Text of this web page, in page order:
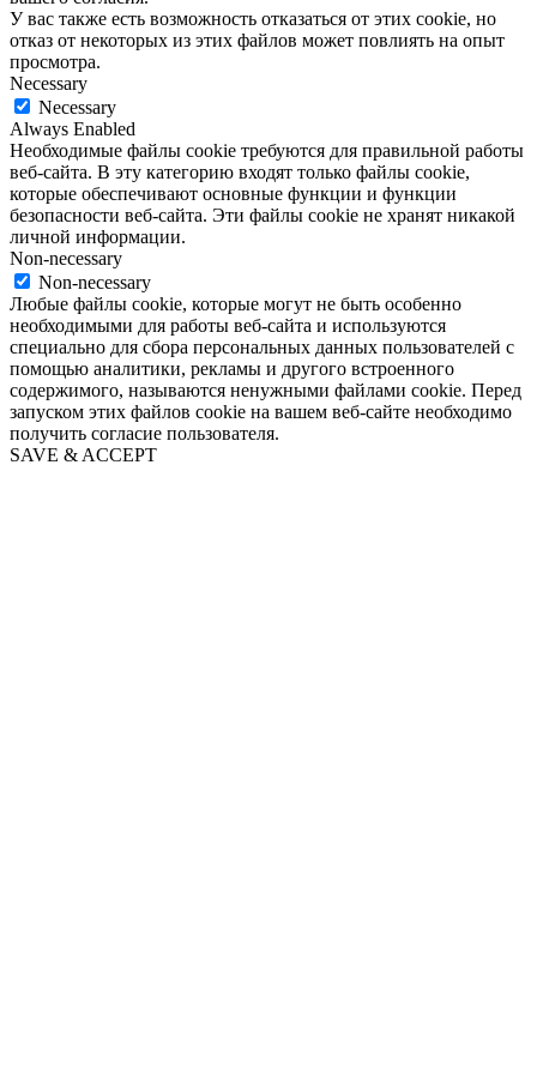
У вас также есть возможность отказаться от этих cookie, но
отказ от некоторых из этих файлов может повлиять на опыт
просмотра.
Necessary
Necessary
Always Enabled
Необходимые файлы cookie требуются для правильной работы
веб-сайта. В эту категорию входят только файлы cookie,
которые обеспечивают основные функции и функции
безопасности веб-сайта. Эти файлы cookie не хранят никакой
личной информации.
Non-necessary
Non-necessary
Любые файлы cookie, которые могут не быть особенно
необходимыми для работы веб-сайта и используются
специально для сбора персональных данных пользователей с
помощью аналитики, рекламы и другого встроенного
содержимого, называются ненужными файлами cookie. Перед
запуском этих файлов cookie на вашем веб-сайте необходимо
получить согласие пользователя.
SAVE & ACCEPT